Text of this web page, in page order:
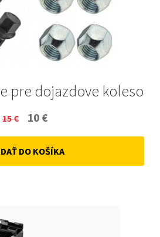
pre dojazdove koleso
15€
Original
price
was:
10 €
price
is:
DO KOŠÍKA